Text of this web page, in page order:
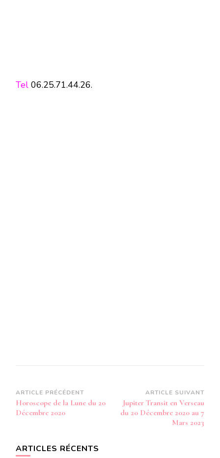
Tel 06.25.71.44.26.
Navigation
d’article
ARTICLE PRÉCÉDENT
Horoscope de la Lune du 20
Décembre 2020
ARTICLE SUIVANT
Jupiter Transit en Verseau
du 20 Décembre 2020 au 7
Mars 2023
ARTICLES RÉCENTS